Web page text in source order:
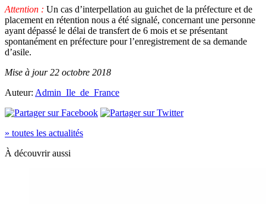
Attention : Un cas d’interpellation au guichet de la préfecture et de
placement en rétention nous a été signalé, concernant une personne
ayant dépassé le délai de transfert de 6 mois et se présentant
spontanément en préfecture pour l’enregistrement de sa demande
d’asile.
Mise à jour 22 octobre 2018
Auteur: Admin_Ile_de_France
» toutes les actualités
À découvrir aussi